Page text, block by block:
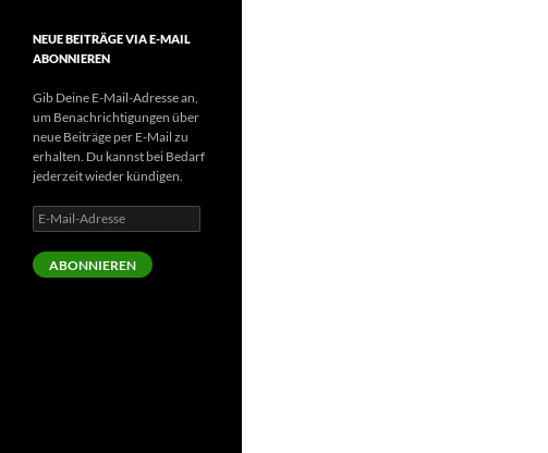
NEUE BEITRÄGE VIA E-MAIL
ABONNIEREN
Gib Deine E-Mail-Adresse an,
um Benachrichtigungen über
neue Beiträge per E-Mail zu
erhalten. Du kannst bei Bedarf
jederzeit wieder kündigen.
E-
Mail-
Adresse
ABONNIEREN